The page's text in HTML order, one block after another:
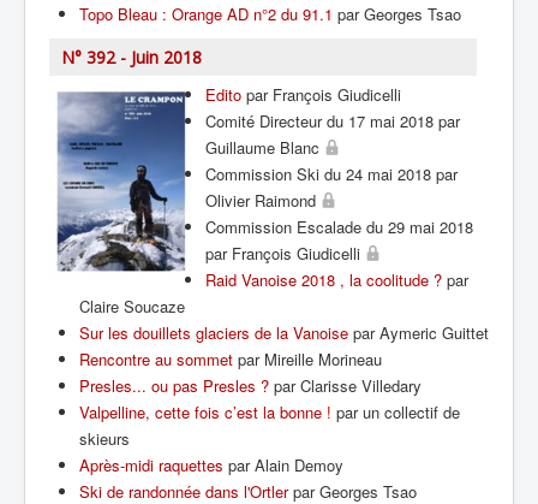
Topo Bleau : Orange AD n°2 du 91.1 par Georges Tsao
N° 392 - Juin 2018
Edito par François Giudicelli
Comité Directeur du 17 mai 2018 par
Guillaume Blanc
Commission Ski du 24 mai 2018 par
Olivier Raimond
Commission Escalade du 29 mai 2018
par François Giudicelli
Raid Vanoise 2018 , la coolitude ? par
Claire Soucaze
Sur les douillets glaciers de la Vanoise par Aymeric Guittet
Rencontre au sommet par Mireille Morineau
Presles... ou pas Presles ? par Clarisse Villedary
Valpelline, cette fois c’est la bonne ! par un collectif de
skieurs
Après-midi raquettes par Alain Demoy
Ski de randonnée dans l'Ortlerpar Georges Tsao